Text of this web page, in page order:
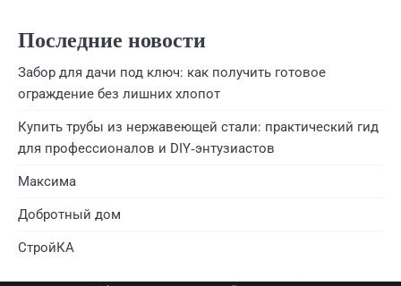
Последние новости
Забор для дачи под ключ: как получить готовое
ограждение без лишних хлопот
Купить трубы из нержавеющей стали: практический гид
для профессионалов и DIY‑энтузиастов
Максима
Добротный дом
СтройКА